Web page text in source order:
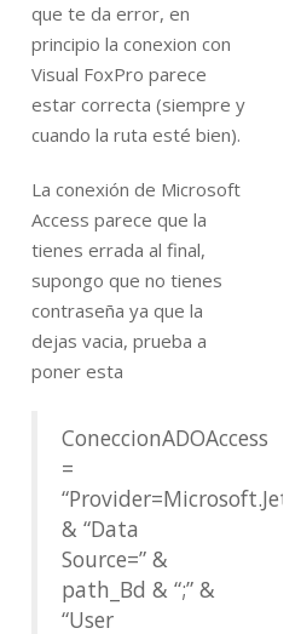
que te da error, en
principio la conexion con
Visual FoxPro parece
estar correcta (siempre y
cuando la ruta esté bien).
La conexión de Microsoft
Access parece que la
tienes errada al final,
supongo que no tienes
contraseña ya que la
dejas vacia, prueba a
poner esta
ConeccionADOAccess
=
& “Data
Source=” &
path_Bd & “;” &
“User